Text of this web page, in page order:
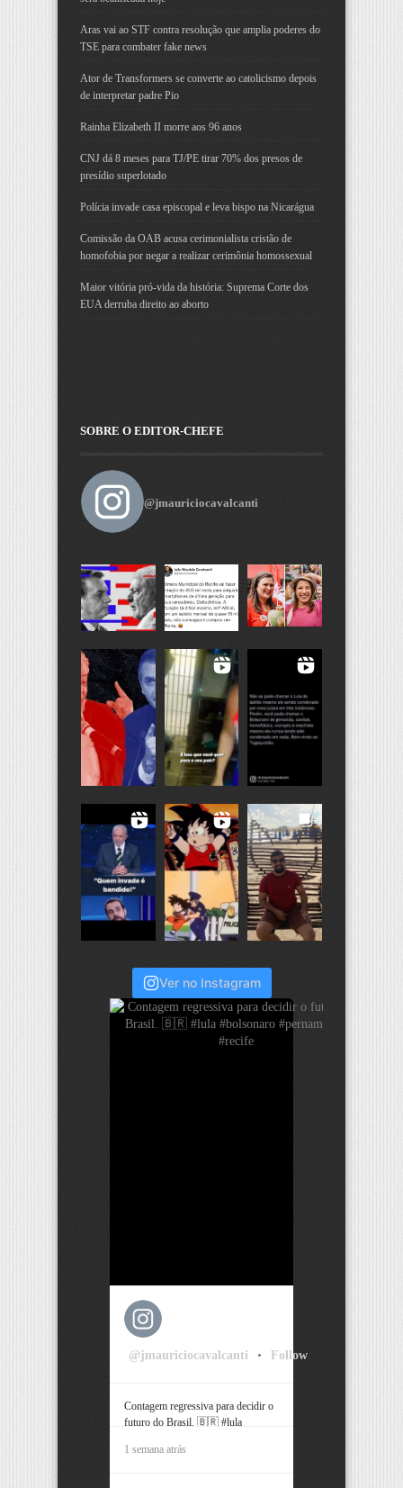
Aras vai ao STF contra resolução que amplia poderes do
TSE para combater fake news
Ator de Transformers se converte ao catolicismo depois
de interpretar padre Pio
Rainha Elizabeth II morre aos 96 anos
CNJ dá 8 meses para TJ/PE tirar 70% dos presos de
presídio superlotado
Polícia invade casa episcopal e leva bispo na Nicarágua
Comissão da OAB acusa cerimonialista cristão de
homofobia por negar a realizar cerimônia homossexual
Maior vitória pró-vida da história: Suprema Corte dos
EUA derruba direito ao aborto
SOBRE O EDITOR-CHEFE
@jmauriciocavalcanti
Ver no Instagram
@jmauriciocavalcanti • Follow
Contagem regressiva para decidir o
futuro do Brasil. 🇧🇷 #lula
1 semana atrás